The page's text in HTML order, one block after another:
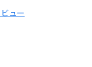
ュー